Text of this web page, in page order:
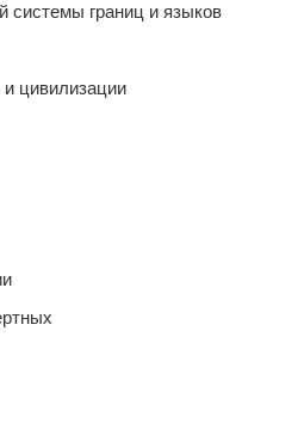
системы границ и языков
цивилизации